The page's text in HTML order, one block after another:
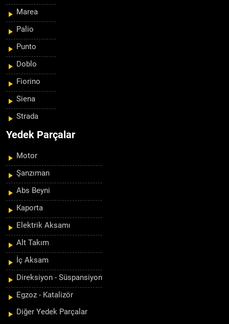
Marea
Palio
Punto
Doblo
Fiorino
Siena
Strada
Yedek Parçalar
Motor
Şanzıman
Abs Beyni
Kaporta
Elektrik Aksamı
Alt Takım
İç Aksam
Direksiyon - Süspansiyon
Egzoz - Katalizör
Diğer Yedek Parçalar